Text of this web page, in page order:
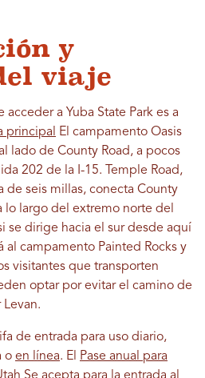
y
viaje
acceder a Yuba State Park es a
principal
El campamento Oasis
lado de County Road, a pocos
202 de la I-15. Temple Road,
de seis millas, conecta County
lo largo del extremo norte del
se dirige hacia el sur desde aquí
al campamento Painted Rocks y
visitantes que transporten
optar por evitar el camino de
de entrada para uso diario,
o en línea. El
Pase anual para
Se acepta para la entrada al